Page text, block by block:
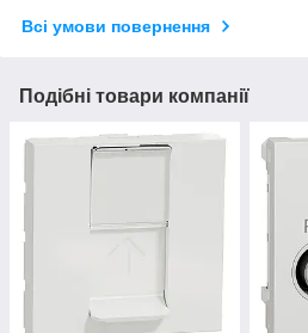
Всі умови повернення
Подібні товари компанії